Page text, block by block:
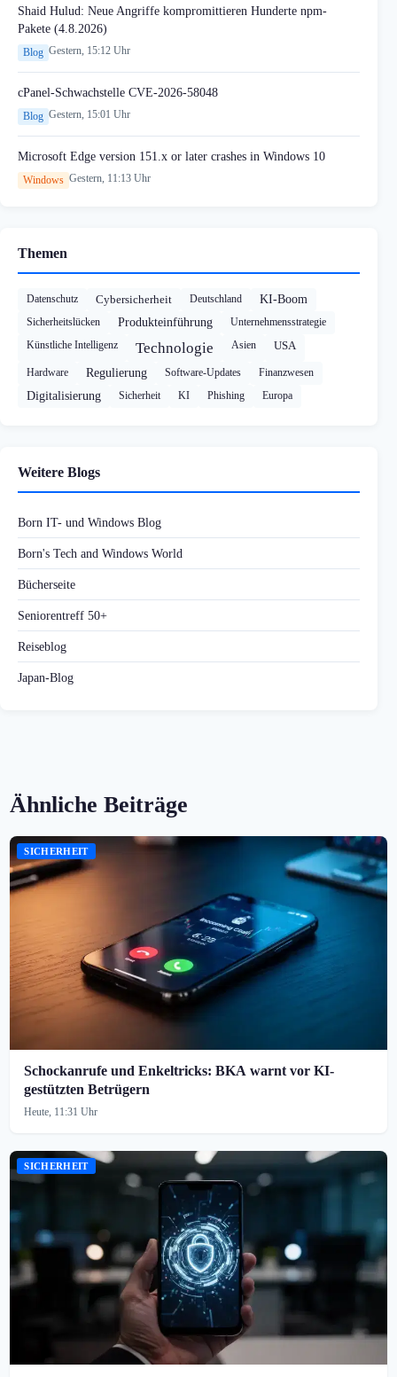
Shaid Hulud: Neue Angriffe kompromittieren Hunderte npm-
Pakete (4.8.2026)
Blog Gestern, 15:12 Uhr
cPanel-Schwachstelle CVE-2026-58048
Blog Gestern, 15:01 Uhr
Microsoft Edge version 151.x or later crashes in Windows 10
Windows Gestern, 11:13 Uhr
Themen
Datenschutz Cybersicherheit Deutschland KI-Boom
Sicherheitslücken Produkteinführung
Unternehmensstrategie
Künstliche Intelligenz
Technologie Asien USA
Hardware Regulierung Software-Updates Finanzwesen
Digitalisierung Sicherheit KI Phishing Europa
Weitere Blogs
Born IT- und Windows Blog
Born's Tech and Windows World
Bücherseite
Seniorentreff 50+
Reiseblog
Japan-Blog
Ähnliche Beiträge
SICHERHEIT
Schockanrufe und Enkeltricks: BKA warnt vor KI-
gestützten Betrügern
Heute, 11:31 Uhr
SICHERHEIT